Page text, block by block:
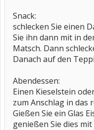
Snack:
schlecken Sie einen
Sie ihn dann mit in
Matsch. Dann
Danach auf den
Abendessen:
Einen Kieselstein
zum Anschlag in das
Gießen Sie ein Glas
genießen Sie dies